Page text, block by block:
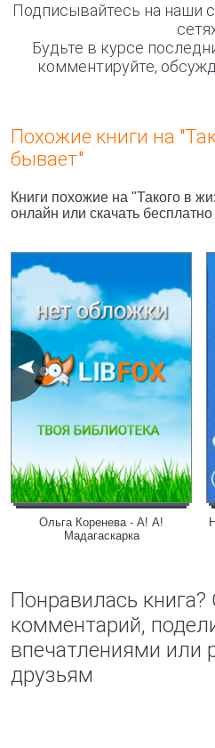
Подписывайтесь на наши
Будьте в курсе
комментируйте,
Похожие книги на
бывает"
Книги похожие на "Такого в
онлайн или скачать
Ольга Коренева - А! А!
Мадагаскарка
Понравилась
комментарий,
впечатлениями или
друзьям